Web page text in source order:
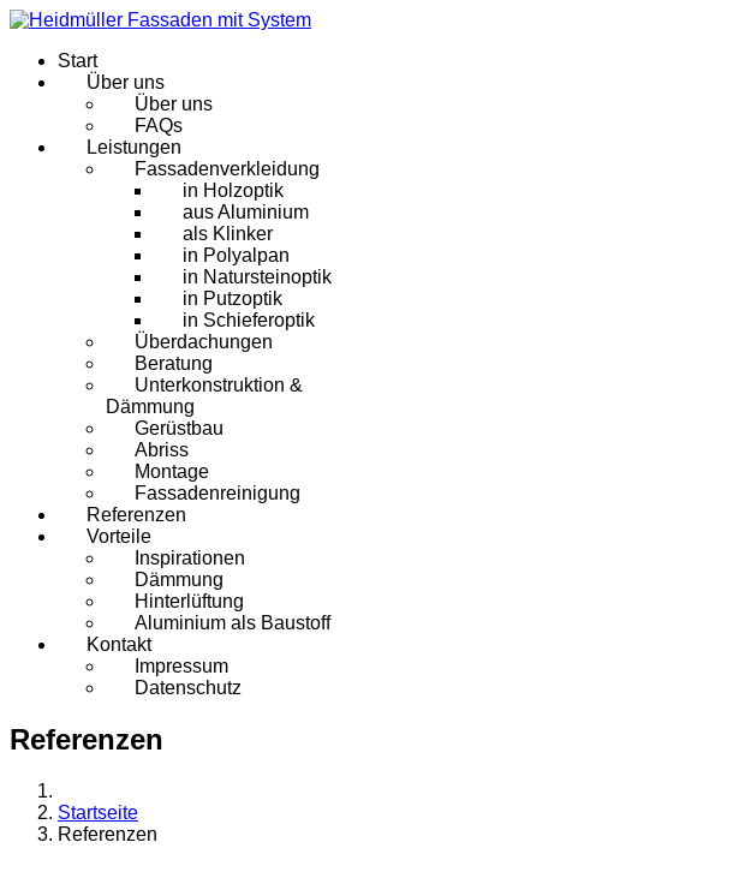
Start
Über uns
Über uns
FAQs
Leistungen
Fassadenverkleidung
in Holzoptik
aus Aluminium
als Klinker
in Polyalpan
in Natursteinoptik
in Putzoptik
in Schieferoptik
Überdachungen
Beratung
Unterkonstruktion &
Dämmung
Gerüstbau
Abriss
Montage
Fassadenreinigung
Referenzen
Vorteile
Inspirationen
Dämmung
Hinterlüftung
Aluminium als Baustoff
Kontakt
Impressum
Datenschutz
Referenzen
Startseite
Referenzen